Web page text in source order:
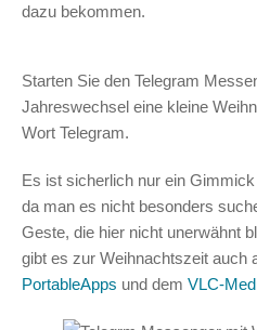
dazu bekommen.
Starten Sie den Telegram
Jahreswechsel eine kleine
Wort Telegram.
Es ist sicherlich nur ein
da man es nicht besonders
Geste, die hier nicht unerwähnt
gibt es zur Weihnachtszeit auch
PortableApps und dem VLC-